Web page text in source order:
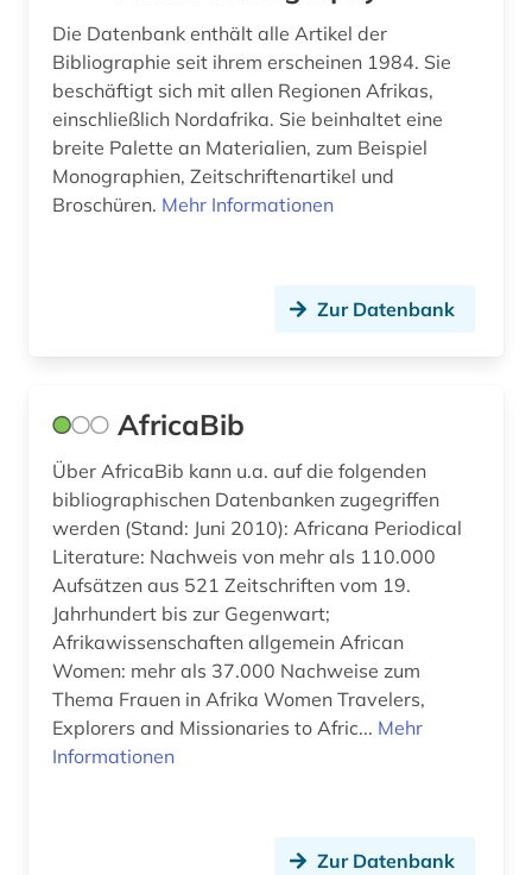
bildliche darstellung (1)
bildung (1)
bildungstheorie (1)
binnengewässer (1)
biologie (3)
biosphärenreservat rhön (1)
biotechnologie (1)
blog (1)
boden (1)
bodenanalyse (1)
bodenkunde (4)
Saarland (6)
Sachsen (5)
Sachsen-Anhalt (1)
Slowakei (4)
Slowenien (3)
Spanien (3)
Suedamerika (10)
Suedasien (1)
Suedostasien (4)
Suedosteuropa (5)
Die Datenbank enthält alle Artikel der
Bibliographie seit ihrem erscheinen 1984. Sie
beschäftigt sich mit allen Regionen Afrikas,
einschließlich Nordafrika. Sie beinhaltet eine
breite Palette an Materialien, zum Beispiel
Monographien, Zeitschriftenartikel und
Broschüren. Mehr Informationen
Zur Datenbank
AfricaBib
Über AfricaBib kann u.a. auf die folgenden
bibliographischen Datenbanken zugegriffen
werden (Stand: Juni 2010): Africana Periodical
Literature: Nachweis von mehr als 110.000
Aufsätzen aus 521 Zeitschriften vom 19.
Jahrhundert bis zur Gegenwart;
Afrikawissenschaften allgemein African
Women: mehr als 37.000 Nachweise zum
Thema Frauen in Afrika Women Travelers,
Explorers and Missionaries to Afric... Mehr
Informationen
Zur Datenbank